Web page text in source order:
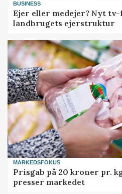
BUSINESS
Ejer eller medejer? Nyt
landbrugets ejerstruktur
MARKEDSFOKUS
Prisgab på 20 kroner pr.
presser markedet